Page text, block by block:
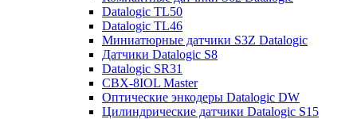
Datalogic TL50
Datalogic TL46
Миниатюрные датчики S3Z Datalogic
Датчики Datalogic S8
Datalogic SR31
CBX-8IOL Master
Оптические энкодеры Datalogic DW
Цилиндрические датчики Datalogic S15